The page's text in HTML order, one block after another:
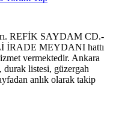
REFİK SAYDAM CD.-
MEYDANI hattı
vermektedir. Ankara
durak listesi, güzergah
anlık olarak takip